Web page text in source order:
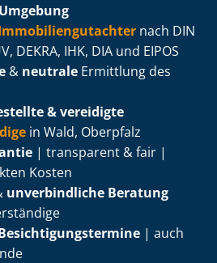
nach DIN
DEKRA, IHK, DIA und EIPOS
& neutrale Ermittlung des
& vereidigte
in Wald, Oberpfalz
| transparent & fair |
Kosten
unverbindliche Beratung
| auch